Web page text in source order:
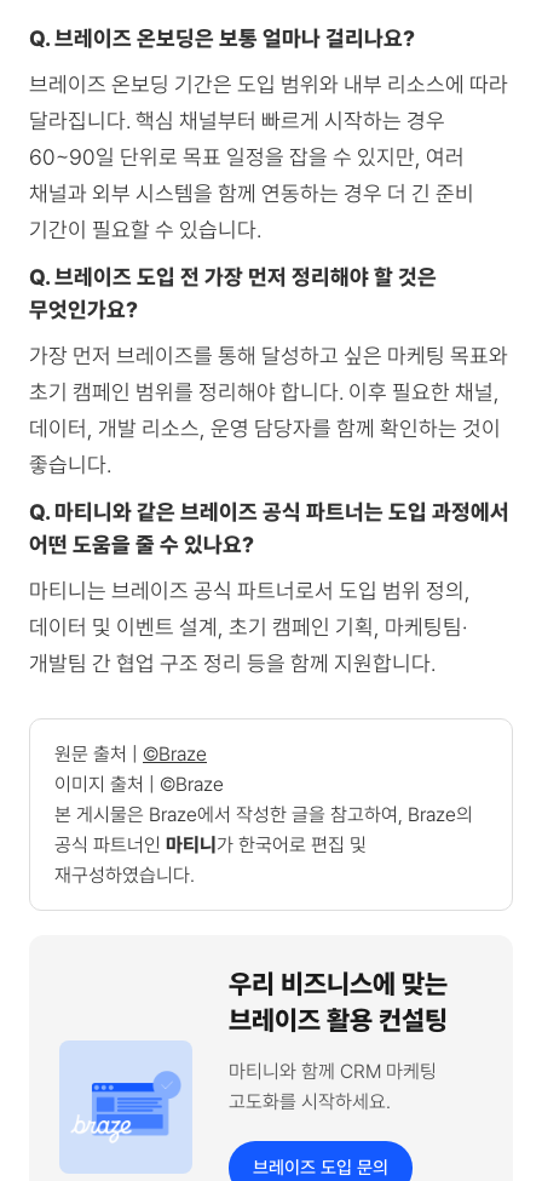
Q. 브레이즈 온보딩은 보통 얼마나 걸리나요?
브레이즈 온보딩 기간은 도입 범위와 내부 리소스에 따라
달라집니다. 핵심 채널부터 빠르게 시작하는 경우
60~90일 단위로 목표 일정을 잡을 수 있지만, 여러
채널과 외부 시스템을 함께 연동하는 경우 더 긴 준비
기간이 필요할 수 있습니다.
Q. 브레이즈 도입 전 가장 먼저 정리해야 할 것은
무엇인가요?
가장 먼저 브레이즈를 통해 달성하고 싶은 마케팅 목표와
초기 캠페인 범위를 정리해야 합니다. 이후 필요한 채널,
데이터, 개발 리소스, 운영 담당자를 함께 확인하는 것이
좋습니다.
Q. 마티니와 같은 브레이즈 공식 파트너는 도입 과정에서
어떤 도움을 줄 수 있나요?
마티니는 브레이즈 공식 파트너로서 도입 범위 정의,
데이터 및 이벤트 설계, 초기 캠페인 기획, 마케팅팀·
개발팀 간 협업 구조 정리 등을 함께 지원합니다.
원문 출처 | ©Braze
이미지 출처 | ©Braze
본 게시물은 Braze에서 작성한 글을 참고하여, Braze의
공식 파트너인 마티니 가 한국어로 편집 및
재구성하였습니다.
우리 비즈니스에 맞는
브레이즈 활용 컨설팅
마티니와 함께 CRM 마케팅
고도화를 시작하세요.
브레이즈 도입 문의